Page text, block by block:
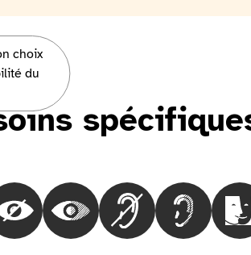
choix
du
personnes en fauteuil roulant
le besoinLes personnes marchant
Choisir le besoinLes personnes aveugles
Choisir le besoinLes personnes
Choisir le besoinLes
Choisir le